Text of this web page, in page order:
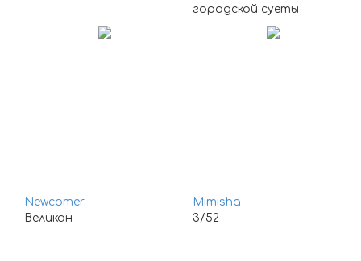
городской суеты
Newcomer
Великан
Mimisha
3/52